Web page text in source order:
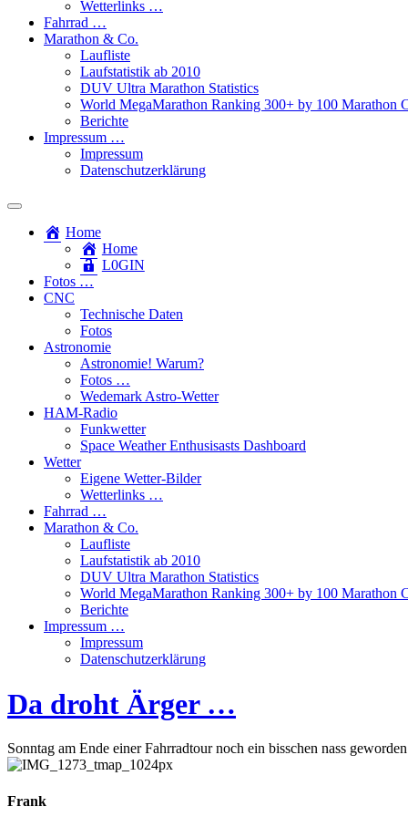
Wetterlinks …
Fahrrad …
Marathon & Co.
Laufliste
Laufstatistik ab 2010
DUV Ultra Marathon Statistics
World MegaMarathon Ranking 300+ by 100 Marathon
Berichte
Impressum …
Impressum
Datenschutzerklärung
Toggle
search
field
Home
Home
L​0​​GIN
Fotos …
CNC
Technische Daten
Fotos
Astronomie
Astronomie! Warum?
Fotos …
Wedemark Astro-Wetter
HAM-Radio
Funkwetter
Space Weather Enthusisasts Dashboard
Wetter
Eigene Wetter-Bilder
Wetterlinks …
Fahrrad …
Marathon & Co.
Laufliste
Laufstatistik ab 2010
DUV Ultra Marathon Statistics
World MegaMarathon Ranking 300+ by 100 Marathon
Berichte
Impressum …
Impressum
Datenschutzerklärung
Da droht Ärger …
Sonntag am Ende einer Fahrradtour noch ein bisschen nass
Frank